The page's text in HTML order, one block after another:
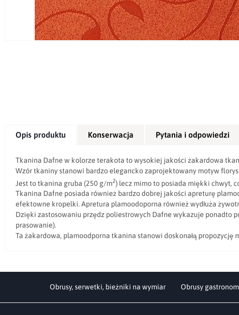
Opis produktu Konserwacja Pytania i odpowiedzi
Tkanina Dafne w kolorze terakota to wysokiej jakości żakardowa
Wzór tkaniny stanowi bardzo elegancko zaprojektowany motyw
Jest to tkanina gruba (250 g/m2) lecz mimo to posiada miękki chwyt,
Tkanina Dafne posiada również bardzo dobrej jakości apreturę
efektowne kropelki. Apretura plamoodoporna również wydłuża
Dzięki zastosowaniu przędz poliestrowych Dafne wykazuje ponadto
prasowanie).
Ta żakardowa, plamoodporna tkanina stanowi doskonałą
Obrusy, serwetki, bieżniki na wymiar Obrusy